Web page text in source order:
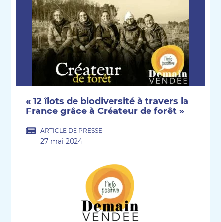
« 12 îlots de biodiversité à travers la
France grâce à Créateur de forêt »
ARTICLE DE PRESSE
27 mai 2024